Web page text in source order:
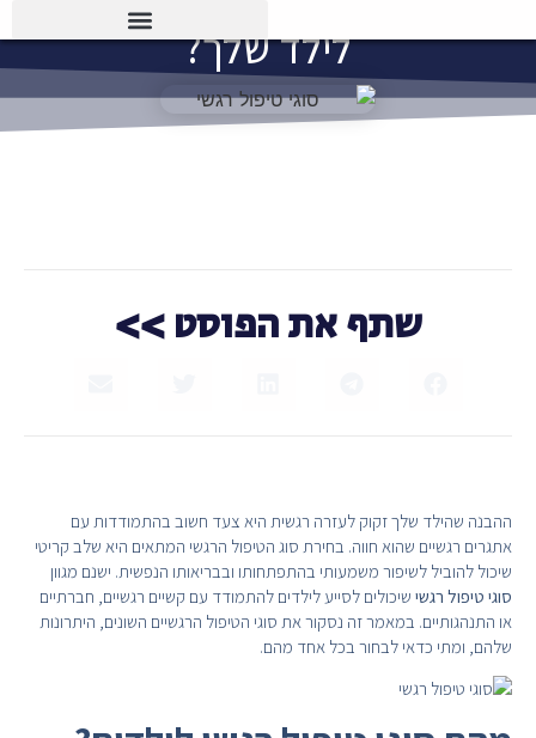
לילד שלך?
שתף את הפוסט >>
ההבנה שהילד שלך זקוק לעזרה רגשית היא צעד חשוב בהתמודדות עם
אתגרים רגשיים שהוא חווה. בחירת סוג הטיפול הרגשי המתאים היא שלב קריטי
שיכול להוביל לשיפור משמעותי בהתפתחותו ובבריאותו הנפשית. ישנם מגוון
סוגי טיפול רגשי שיכולים לסייע לילדים להתמודד עם קשיים רגשיים, חברתיים
או התנהגותיים. במאמר זה נסקור את סוגי הטיפול הרגשיים השונים, היתרונות
שלהם, ומתי כדאי לבחור בכל אחד מהם.